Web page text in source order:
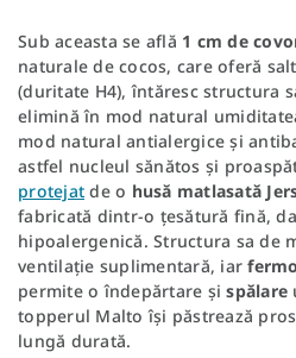
Sub aceasta se află 1 cm de
naturale de cocos, care oferă
(duritate H4), întăresc structura
elimină în mod natural
mod natural antialergice și
astfel nucleul sănătos și
protejat de o husă matlasată
fabricată dintr-o țesătură fină,
hipoalergenică. Structura sa de
ventilație suplimentară, iar
permite o îndepărtare șispălare
topperul Malto își păstrează
lungă durată.